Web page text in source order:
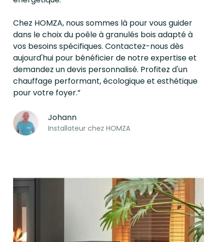
Chez HOMZA, nous sommes là pour vous guider
dans le choix du poêle à granulés bois adapté à
vos besoins spécifiques. Contactez-nous dès
aujourd'hui pour bénéficier de notre expertise et
demandez un devis personnalisé. Profitez d'un
chauffage performant, écologique et esthétique
pour votre foyer.”
Johann
Installateur chez HOMZA